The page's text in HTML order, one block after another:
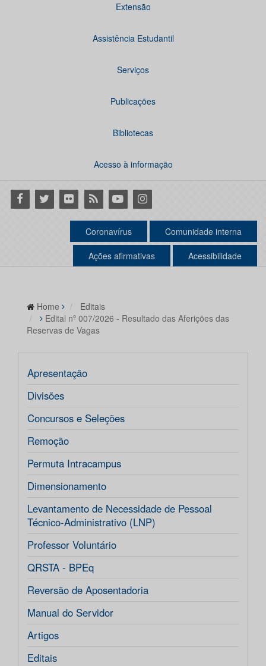
Extensão
Assistência Estudantil
Serviços
Publicações
Bibliotecas
Acesso à informação
Facebook
Twitter Flickr RSS YoutubeInstagram
Coronavírus Comunidade interna
Ações afirmativas Acessibilidade
Home
Editais
Edital nº 007/2026 - Resultado das Aferições das
Reservas de Vagas
Apresentação
Divisões
Concursos e Seleções
Remoção
Permuta Intracampus
Dimensionamento
Levantamento de Necessidade de Pessoal
Técnico-Administrativo (LNP)
Professor Voluntário
QRSTA - BPEq
Reversão de Aposentadoria
Manual do Servidor
Artigos
Editais